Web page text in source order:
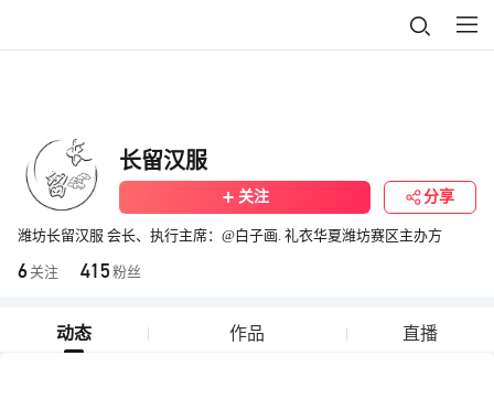
长留汉服
关注 分享
潍坊长留汉服 会长、执行主席：@白子画. 礼衣华夏潍坊赛区主办方
6 关注 415 粉丝
动态 作品 直播